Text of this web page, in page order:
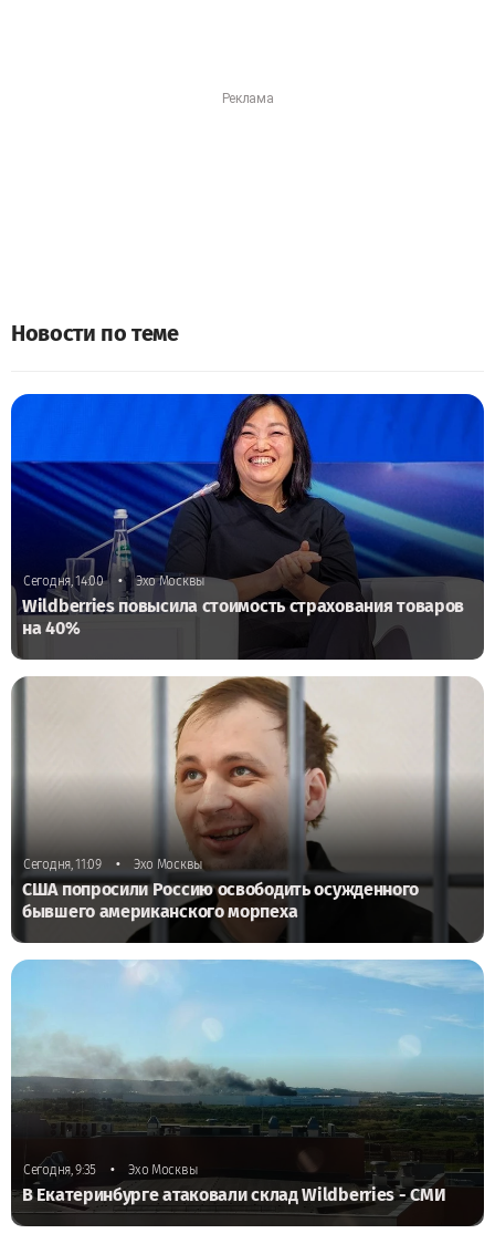
Новости по теме
Сегодня, 14:00 • Эхо Москвы
Wildberries повысила стоимость страхования товаров
на 40%
Сегодня, 11:09 • Эхо Москвы
США попросили Россию освободить осужденного
бывшего американского морпеха
Сегодня, 9:35 • Эхо Москвы
В Екатеринбурге атаковали склад Wildberries - СМИ